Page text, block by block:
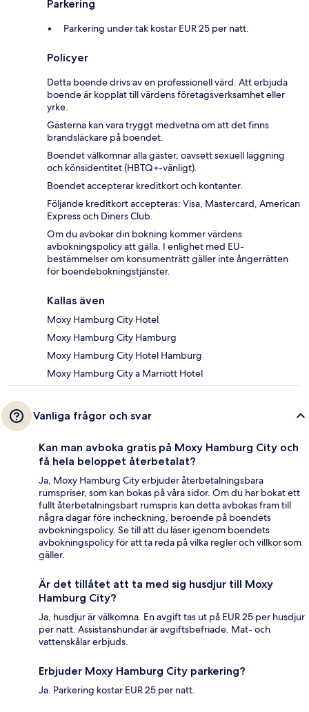
Parkering
Parkering under tak kostar EUR 25 per natt.
Policyer
Detta boende drivs av en professionell värd. Att erbjuda
boende är kopplat till värdens företagsverksamhet eller
yrke.
Gästerna kan vara tryggt medvetna om att det finns
brandsläckare på boendet.
Boendet välkomnar alla gäster, oavsett sexuell läggning
och könsidentitet (HBTQ+-vänligt).
Boendet accepterar kreditkort och kontanter.
Följande kreditkort accepteras: Visa, Mastercard, American
Express och Diners Club.
Om du avbokar din bokning kommer värdens
avbokningspolicy att gälla. I enlighet med EU-
bestämmelser om konsumenträtt gäller inte ångerrätten
för boendebokningstjänster.
Kallas även
Moxy Hamburg City Hotel
Moxy Hamburg City Hamburg
Moxy Hamburg City Hotel Hamburg
Moxy Hamburg City a Marriott Hotel
Vanliga frågor och svar
Kan man avboka gratis på Moxy Hamburg City och
få hela beloppet återbetalat?
Ja, Moxy Hamburg City erbjuder återbetalningsbara
rumspriser, som kan bokas på våra sidor. Om du har bokat ett
fullt återbetalningsbart rumspris kan detta avbokas fram till
några dagar före incheckning, beroende på boendets
avbokningspolicy. Se till att du läser igenom boendets
avbokningspolicy för att ta reda på vilka regler och villkor som
gäller.
Är det tillåtet att ta med sig husdjur till Moxy
Hamburg City?
Ja, husdjur är välkomna. En avgift tas ut på EUR 25 per husdjur
per natt. Assistanshundar är avgiftsbefriade. Mat- och
vattenskålar erbjuds.
Erbjuder Moxy Hamburg City parkering?
Ja. Parkering kostar EUR 25 per natt.